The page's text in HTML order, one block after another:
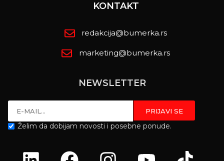
KONTAKT
redakcija@bumerka.rs
marketing@bumerka.rs
NEWSLETTER
Želim da dobijam novosti i posebne ponude.